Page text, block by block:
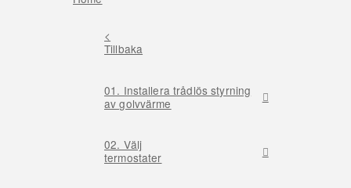
<
Tillbaka
01. Installera trådlös styrning
av golvvärme
02. Välj
termostater